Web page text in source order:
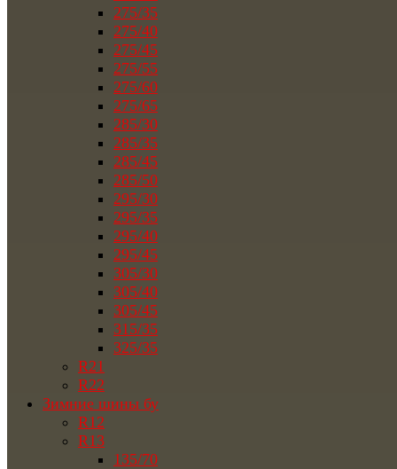
275/35
275/40
275/45
275/55
275/60
275/65
285/30
285/35
285/45
285/50
295/30
295/35
295/40
295/45
305/30
305/40
305/45
315/35
325/35
R21
R22
Зимние шины бу
R12
R13
135/70